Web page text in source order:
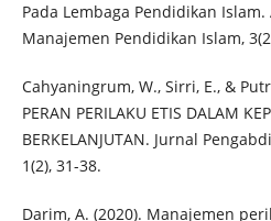
Pada Lembaga Pendidikan
Manajemen Pendidikan Islam,
Cahyaningrum, W., Sirri, E., &
PERAN PERILAKU ETIS DALAM
BERKELANJUTAN. Jurnal
1(2), 31-38.
Darim, A. (2020). Manajemen